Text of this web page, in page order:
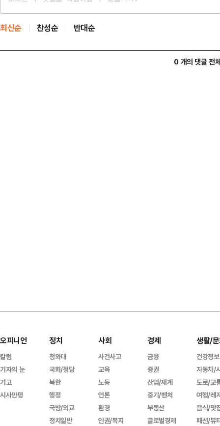
최신순 찬성순 반대순
0 개의 댓글 전
오피니언
칼럼
기자의 눈
기고
시사만평
정치
청와대
국회/정당
북한
행정
국방/외교
정치일반
사회
사건사고
교육
노동
언론
환경
인권/복지
경제
금융
증권
산업/재계
중기/벤처
부동산
글로벌경제
생활/
건강정보
자동차/
도로/교
여행/레
음식/맛
패션/뷰